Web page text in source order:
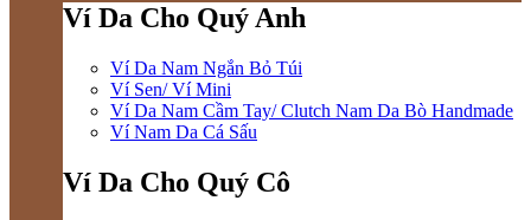
Ví Da Cho Quý Anh
Ví Da Nam Ngắn Bỏ Túi
Ví Sen/ Ví Mini
Ví Da Nam Cầm Tay/ Clutch Nam Da Bò Handmade
Ví Nam Da Cá Sấu
Ví Da Cho Quý Cô